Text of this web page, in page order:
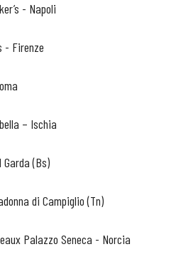
- Napoli
- Firenze
– Ischia
Garda (Bs)
di Campiglio (Tn)
Palazzo Seneca - Norcia